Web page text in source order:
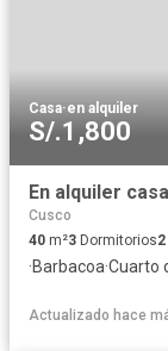
Casa·en alquiler
S/.1,800
En alquiler
Cusco
40 m²3 Dormitorios2
·Barbacoa·Cuarto
Actualizado hace